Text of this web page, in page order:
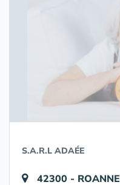
S.A.R.L ADAÉE
42300 - ROANNE